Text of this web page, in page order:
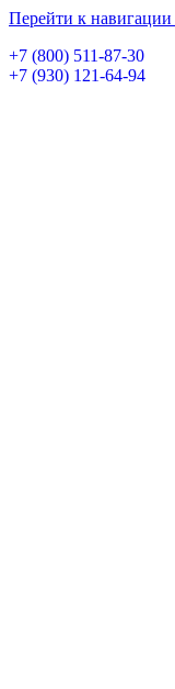
Перейти к навигации
+7 (800) 511-87-30
+7 (930) 121-64-94